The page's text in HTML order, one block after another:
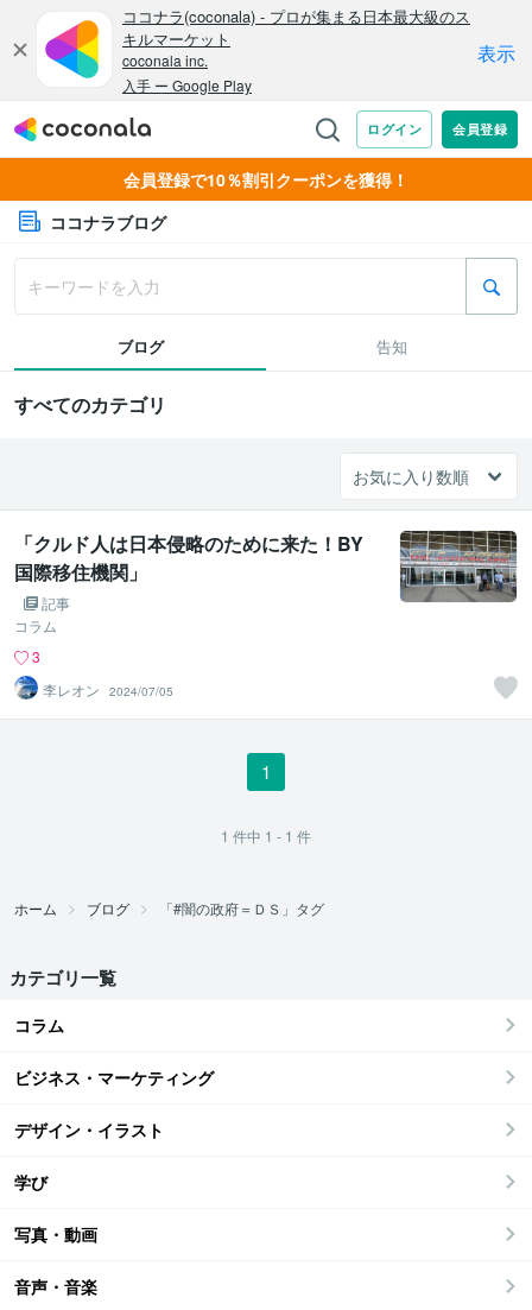
会員登録で10％割引クーポンを獲得！
ココナラブログ
ブログ 告知
すべてのカテゴリ
「クルド人は日本侵略のために来た！BY
国際移住機関」
記事
コラム
3
李レオン
2024/07/05
1
1 件中 1 - 1 件
ホーム ブログ 「#闇の政府＝ＤＳ」タグ
カテゴリ一覧
コラム
ビジネス・マーケティング
デザイン・イラスト
学び
写真・動画
音声・音楽